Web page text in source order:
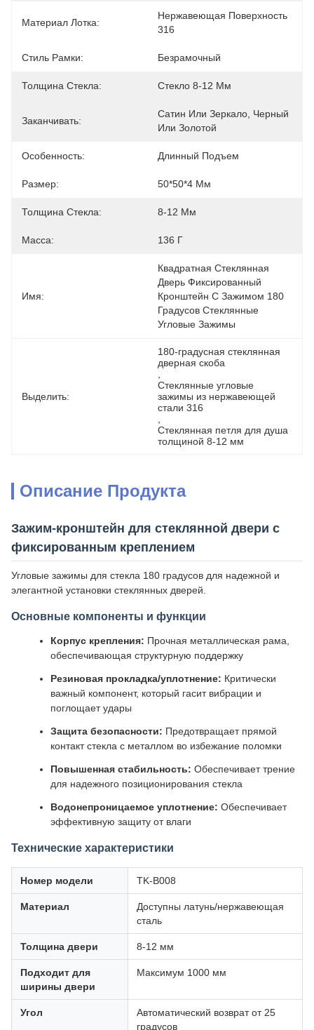
Материал Лотка:
Нержавеющая Поверхность
316
Стиль Рамки: Безрамочный
Толщина Стекла: Стекло 8-12 Мм
Заканчивать:
Сатин Или Зеркало, Черный
Или Золотой
Особенность: Длинный Подъем
Размер: 50*50*4 Мм
Толщина Стекла: 8-12 Мм
Масса: 136 Г
Имя:
Квадратная Стеклянная
Дверь Фиксированный
Кронштейн С Зажимом 180
Градусов Стеклянные
Угловые Зажимы
Выделить:
180-градусная стеклянная
дверная скоба
Стеклянные угловые
зажимы из нержавеющей
стали 316
Стеклянная петля для душа
толщиной 8-12 мм
Описание Продукта
Зажим-кронштейн для стеклянной двери с
фиксированным креплением
Угловые зажимы для стекла 180 градусов для надежной и
элегантной установки стеклянных дверей.
Основные компоненты и функции
Корпус крепления: Прочная металлическая рама,
обеспечивающая структурную поддержку
Резиновая прокладка/уплотнение: Критически
важный компонент, который гасит вибрации и
поглощает удары
Защита безопасности: Предотвращает прямой
контакт стекла с металлом во избежание поломки
Повышенная стабильность: Обеспечивает трение
для надежного позиционирования стекла
Водонепроницаемое уплотнение: Обеспечивает
эффективную защиту от влаги
Технические характеристики
Номер модели TK-B008
Материал
Доступны латунь/нержавеющая
сталь
Толщина двери 8-12 мм
Подходит для
ширины двери
Максимум 1000 мм
Угол
Автоматический возврат от 25
градусов